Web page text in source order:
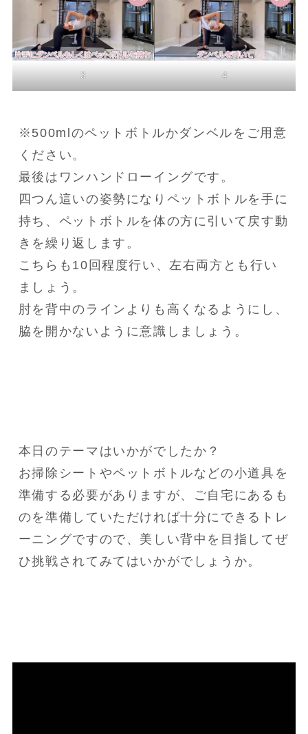
3 4
※500mlのペットボトルかダンベルをご用意
ください。
最後はワンハンドローイングです。
四つん這いの姿勢になりペットボトルを手に
持ち、ペットボトルを体の方に引いて戻す動
きを繰り返します。
こちらも10回程度行い、左右両方とも行い
ましょう。
肘を背中のラインよりも高くなるようにし、
脇を開かないように意識しましょう。
本日のテーマはいかがでしたか？
お掃除シートやペットボトルなどの小道具を
準備する必要がありますが、ご自宅にあるも
のを準備していただければ十分にできるトレ
ーニングですので、美しい背中を目指してぜ
ひ挑戦されてみてはいかがでしょうか。